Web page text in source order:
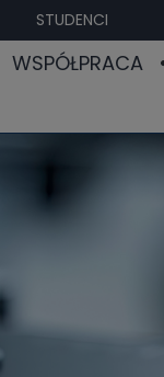
STUDENCI
WSPÓŁPRACA